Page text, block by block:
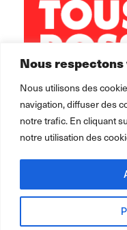
Nous
Nous utilisons des
navigation, diffuser des
notre trafic. En cliquant
notre utilisation des